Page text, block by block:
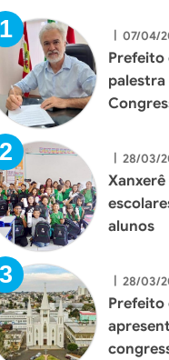
| 07/04/
Prefeito
palestra
| 28/03/
alunos
| 28/03/
Prefeito